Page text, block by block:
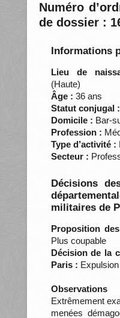
Numéro
de dossier :
Informations
Lieu de
(Haute)
Âge : 36 ans
Statut conjugal :
Domicile : Bar-
Profession :
Type d’activité :
Secteur :
Décisions
militaires de
Proposition
Plus coupable
Décision de la
Paris : Expulsion
Extrêmement
menées